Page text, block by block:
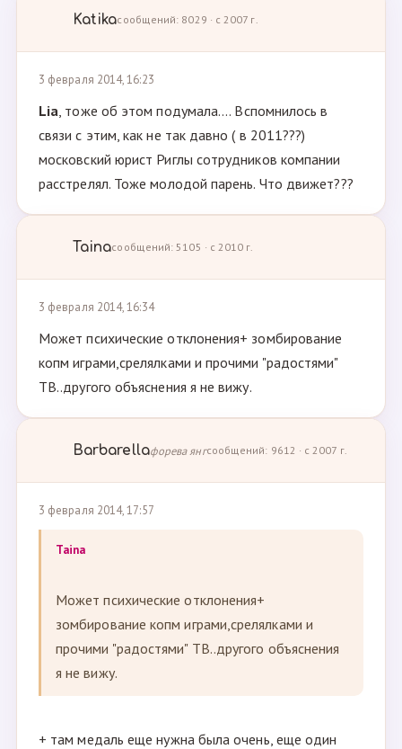
Katikaсообщений: 8029 · с 2007 г.
3 февраля 2014, 16:23
Lia, тоже об этом подумала.... Вспомнилось в
связи с этим, как не так давно ( в 2011???)
московский юрист Риглы сотрудников компании
расстрелял. Тоже молодой парень. Что движет???
Tainaсообщений: 5105 · с 2010 г.
3 февраля 2014, 16:34
Может психические отклонения+ зомбирование
копм играми,срелялками и прочими "радостями"
ТВ..другого объяснения я не вижу.
Barbarellaфорева янгсообщений: 9612 · с 2007 г.
3 февраля 2014, 17:57
Taina
Может психические отклонения+
зомбирование копм играми,срелялками и
прочими "радостями" ТВ..другого объяснения
я не вижу.
+ там медаль еще нужна была очень, еще один